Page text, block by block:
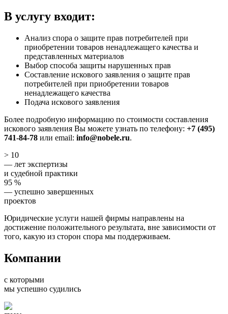
В услугу входит:
Анализ спора о защите прав потребителей при
приобретении товаров ненадлежащего качества и
представленных материалов
Выбор способа защиты нарушенных прав
Составление искового заявления о защите прав
потребителей при приобретении товаров
ненадлежащего качества
Подача искового заявления
Более подробную информацию по стоимости составления
искового заявления Вы можете узнать по телефону: +7 (495)
741-84-78 или email: info@nobele.ru.
> 10
— лет экспертизы
и судебной практики
95 %
— успешно завершенных
проектов
Юридические услуги нашей фирмы направлены на
достижение положительного результата, вне зависимости от
того, какую из сторон спора мы поддерживаем.
Компании
с которыми
мы успешно судились